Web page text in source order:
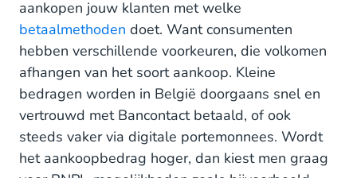
aankopen jouw klanten met welke
betaalmethoden doet. Want consumenten
hebben verschillende voorkeuren, die volkomen
afhangen van het soort aankoop. Kleine
bedragen worden in België doorgaans snel en
vertrouwd met Bancontact betaald, of ook
steeds vaker via digitale portemonnees. Wordt
het aankoopbedrag hoger, dan kiest men graag